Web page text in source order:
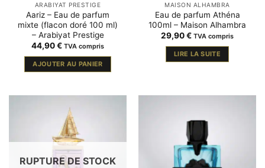
ARABIYAT PRESTIGE
Aariz – Eau de parfum
mixte (flacon doré 100 ml)
– Arabiyat Prestige
44,90€ TVA compris
AJOUTER AU PANIER
MAISON ALHAMBRA
Eau de parfum Athéna
100ml – Maison Alhambra
29,90€ TVA compris
LIRE LA SUITE
RUPTURE DE STOCK